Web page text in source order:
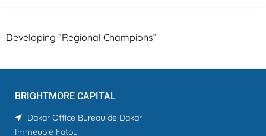
Developing “Regional Champions”
BRIGHTMORE CAPITAL
Dakar Office Bureau de Dakar
Immeuble Fatou